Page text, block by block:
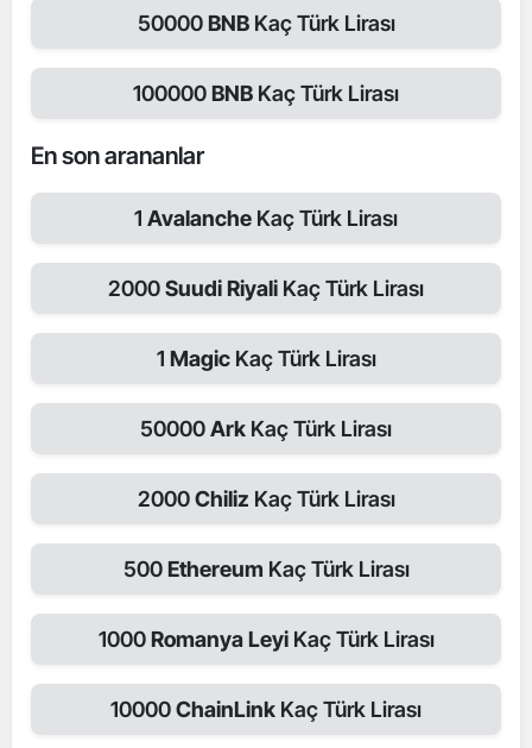
50000BNB Kaç Türk Lirası
100000BNB Kaç Türk Lirası
En son arananlar
1 Avalanche Kaç Türk Lirası
2000Suudi Riyali Kaç Türk Lirası
1 Magic Kaç Türk Lirası
50000Ark Kaç Türk Lirası
2000Chiliz Kaç Türk Lirası
500Ethereum Kaç Türk Lirası
1000Romanya LeyiKaç Türk Lirası
10000ChainLink Kaç Türk Lirası